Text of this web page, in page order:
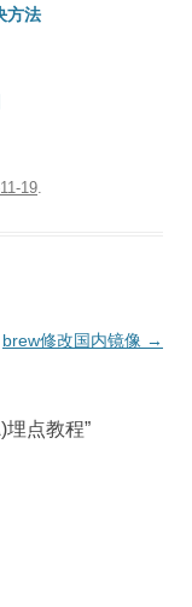
方法
19.
brew修改国内镜像 →
埋点教程”